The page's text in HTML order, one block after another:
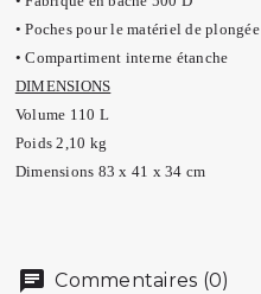
• Poches pour le matériel de plongée
• Compartiment interne étanche
DIMENSIONS
Volume 110 L
Poids 2,10 kg
Dimensions 83 x 41 x 34 cm
Commentaires (0)